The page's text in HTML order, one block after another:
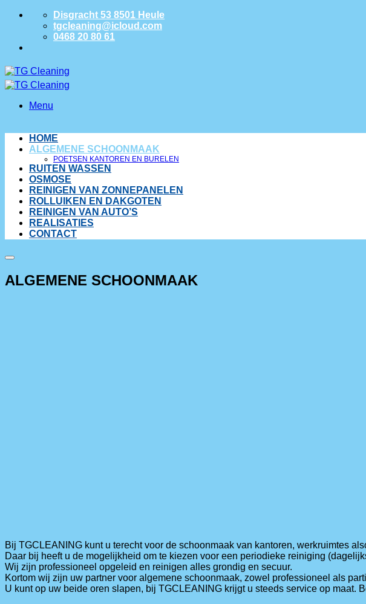
Disgracht 53 8501 Heule
tgcleaning@icloud.com
0468 20 80 61
Menu
HOME
ALGEMENE SCHOONMAAK
POETSEN KANTOREN EN BURELEN
RUITEN WASSEN
OSMOSE
REINIGEN VAN ZONNEPANELEN
ROLLUIKEN EN DAKGOTEN
REINIGEN VAN AUTO’S
REALISATIES
CONTACT
ALGEMENE SCHOONMAAK
Bij TGCLEANING kunt u terecht voor de schoonmaak van kantoren, werkruimtes
Daar bij heeft u de mogelijkheid om te kiezen voor een periodieke reiniging
​Wij zijn professioneel opgeleid en reinigen alles grondig en secuur.
​Kortom wij zijn uw partner voor algemene schoonmaak, zowel professioneel als
​U kunt op uw beide oren slapen, bij TGCLEANING krijgt u steeds service op maat.